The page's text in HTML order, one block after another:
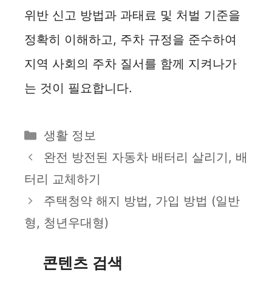
위반 신고 방법과 과태료 및 처벌 기준을
정확히 이해하고, 주차 규정을 준수하여
지역 사회의 주차 질서를 함께 지켜나가
는 것이 필요합니다.
카
테
리
생활 정보
완전 방전된 자동차 배터리 살리기, 배
터리 교체하기
주택청약 해지 방법, 가입 방법 (일반
형, 청년우대형)
콘텐츠 검색